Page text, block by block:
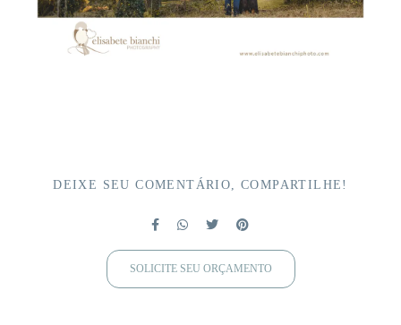
DEIXE SEU COMENTÁRIO, COMPARTILHE!
SOLICITE SEU ORÇAMENTO